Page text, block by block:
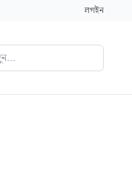
লগইন